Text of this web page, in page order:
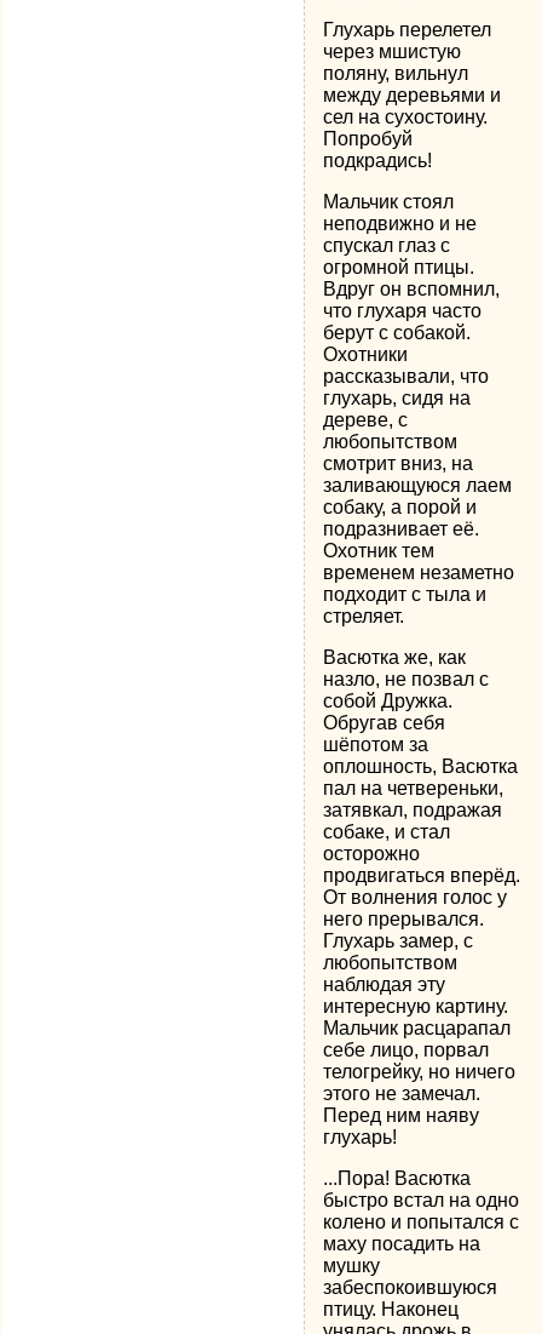
Глухарь перелетел
через мшистую
поляну, вильнул
между деревьями и
сел на сухостоину.
Попробуй
подкрадись!
Мальчик стоял
неподвижно и не
спускал глаз с
огромной птицы.
Вдруг он вспомнил,
что глухаря часто
берут с собакой.
Охотники
рассказывали, что
глухарь, сидя на
дереве, с
любопытством
смотрит вниз, на
заливающуюся лаем
собаку, а порой и
подразнивает её.
Охотник тем
временем незаметно
подходит с тыла и
стреляет.
Васютка же, как
назло, не позвал с
собой Дружка.
Обругав себя
шёпотом за
оплошность, Васютка
пал на четвереньки,
затявкал, подражая
собаке, и стал
осторожно
продвигаться вперёд.
От волнения голос у
него прерывался.
Глухарь замер, с
любопытством
наблюдая эту
интересную картину.
Мальчик расцарапал
себе лицо, порвал
телогрейку, но ничего
этого не замечал.
Перед ним наяву
глухарь!
...Пора! Васютка
быстро встал на одно
колено и попытался с
маху посадить на
мушку
забеспокоившуюся
птицу. Наконец